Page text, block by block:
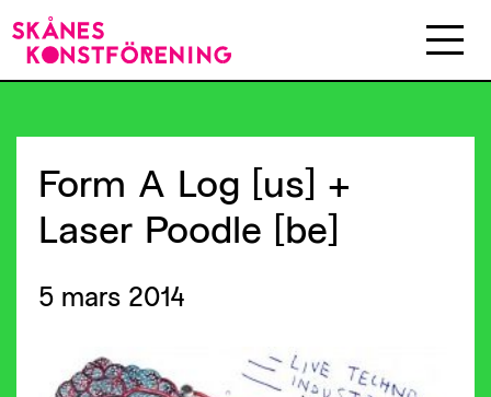
Form A Log [us] +
Laser Poodle [be]
5 mars 2014